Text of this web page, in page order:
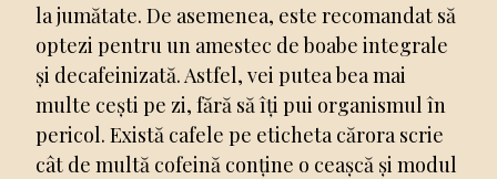
la jumătate. De asemenea, este recomandat să
optezi pentru un amestec de boabe integrale
și decafeinizată. Astfel, vei putea bea mai
multe cești pe zi, fără să îți pui organismul în
pericol. Există cafele pe eticheta cărora scrie
cât de multă cofeină conține o ceașcă și modul